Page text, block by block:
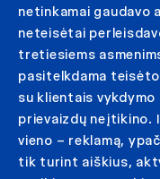
netinkamai gaudavo
neteisėtai
tretiesiems
pasitelkdama
su klientais
prievaizdų neįtikino.
vieno – reklamą,
tik turint aiškius,